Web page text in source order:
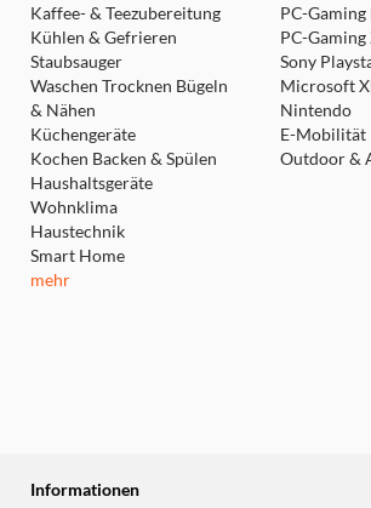
Kaffee- & Teezubereitung
Kühlen & Gefrieren
Staubsauger
Waschen Trocknen Bügeln
& Nähen
Küchengeräte
Kochen Backen & Spülen
Haushaltsgeräte
Wohnklima
Haustechnik
Smart Home
mehr
PC-
PC-
Sony
Microsoft
Nintendo
E-Mobilität
Outdoor &
Informationen